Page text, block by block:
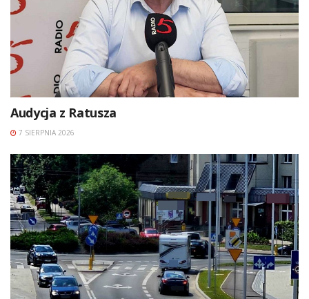
Audycja z Ratusza
7 SIERPNIA 2026